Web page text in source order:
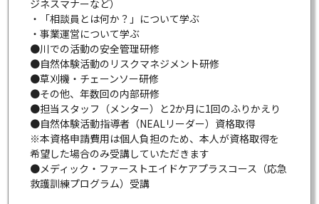
ジネスマナーなど）
・「相談員とは何か？」について学ぶ
・事業運営について学ぶ
●川での活動の安全管理研修
●自然体験活動のリスクマネジメント研修
●草刈機・チェーンソー研修
●その他、年数回の内部研修
●担当スタッフ（メンター）と2か月に1回のふりかえり
●自然体験活動指導者（NEALリーダー）資格取得
※本資格申請費用は個人負担のため、本人が資格取得を
希望した場合のみ受講していただきます
●メディック・ファーストエイドケアプラスコース（応急
救護訓練プログラム）受講